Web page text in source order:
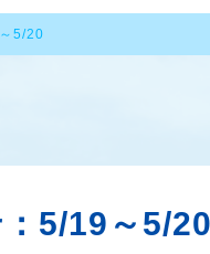
5/20
5/19～5/20